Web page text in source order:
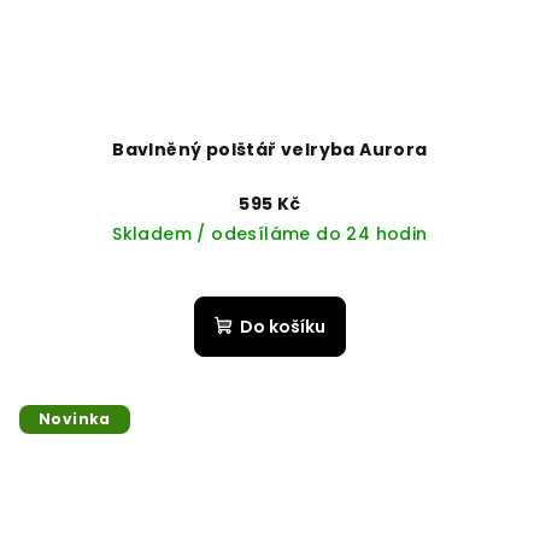
Bavlněný polštář velryba Aurora
595 Kč
Skladem / odesíláme do 24 hodin
Do košíku
Novinka